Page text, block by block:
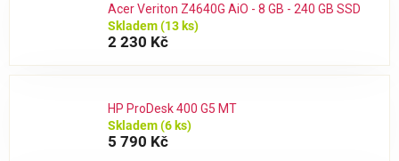
Acer Veriton Z4640G AiO - 8 GB - 240 GB SSD
Skladem(13 ks)
2 230 Kč
HP ProDesk 400 G5 MT
Skladem(6 ks)
5 790 Kč